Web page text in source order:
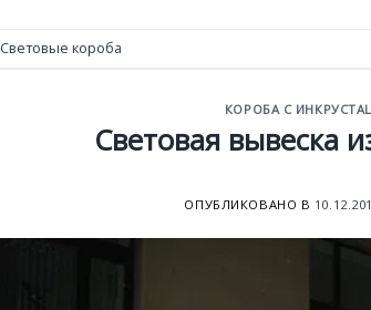
Световые короба
КОРОБА С
Световая вывеска
ОПУБЛИКОВАНО В